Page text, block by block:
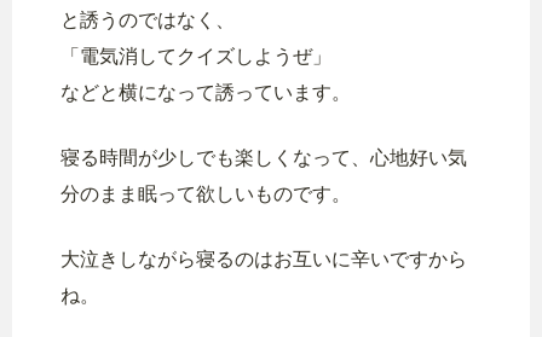
と誘うのではなく、
「電気消してクイズしようぜ」
などと横になって誘っています。
寝る時間が少しでも楽しくなって、心地好い気
分のまま眠って欲しいものです。
大泣きしながら寝るのはお互いに辛いですから
ね。